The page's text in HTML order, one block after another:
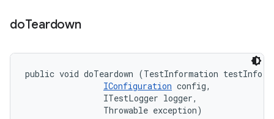
doTeardown
public void doTeardown (TestInformation testInfo,
IConfiguration config,
                ITestLogger logger,
                Throwable exception)